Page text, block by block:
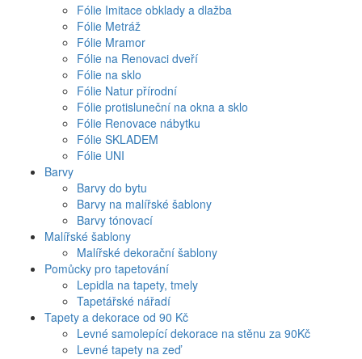
Fólie Imitace obklady a dlažba
Fólie Metráž
Fólie Mramor
Fólie na Renovaci dveří
Fólie na sklo
Fólie Natur přírodní
Fólie protisluneční na okna a sklo
Fólie Renovace nábytku
Fólie SKLADEM
Fólie UNI
Barvy
Barvy do bytu
Barvy na malířské šablony
Barvy tónovací
Malířské šablony
Malířské dekorační šablony
Pomůcky pro tapetování
Lepidla na tapety, tmely
Tapetářské nářadí
Tapety a dekorace od 90 Kč
Levné samolepící dekorace na stěnu za 90Kč
Levné tapety na zeď